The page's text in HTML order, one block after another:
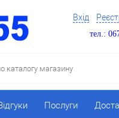
Вхід
тел.:
Послуги